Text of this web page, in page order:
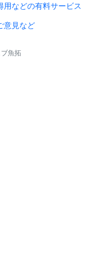
用などの有料サービス
意見など
魚拓